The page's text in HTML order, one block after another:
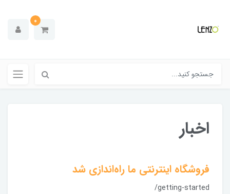
0
اخبار
فروشگاه اینترنتی ما راه‌اندازی شد
/getting-started